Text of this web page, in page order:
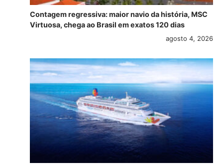
Contagem regressiva: maior navio da história, MSC
Virtuosa, chega ao Brasil em exatos 120 dias
agosto 4, 2026